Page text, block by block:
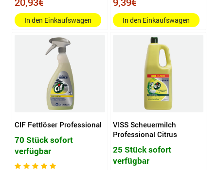
In den Einkaufswagen In den Einkaufswagen
CIF Fettlöser Professional
70 Stück sofort
verfügbar
VISS Scheuermilch
Professional Citrus
25 Stück sofort
verfügbar